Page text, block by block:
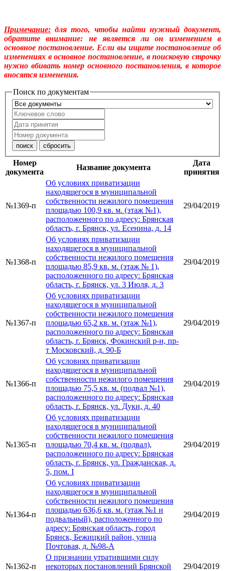
Примечание: для того, чтобы найти нужный документ,
обратите внимание: не является ли он изменением в
основное постановление. Если вы ищите постановление об
изменениях в основное постановление, в поисковую строчку
нужно вбивать номер основного постановления, в которое
вносятся изменения.
Поиск по документам
Номер
документа
Название документа
Дата
принятия
№1369-п
Об условиях приватизации
находящегося в муниципальной
собственности нежилого помещения
площадью 100,9 кв. м. (этаж №1),
расположенного по адресу: Брянская
область, г. Брянск, ул. Есенина, д. 14
29/04/2019
№1368-п
Об условиях приватизации
находящегося в муниципальной
собственности нежилого помещения
площадью 85,9 кв. м. (этаж № 1),
расположенного по адресу: Брянская
область, г. Брянск, ул. 3 Июля, д. 3
29/04/2019
№1367-п
Об условиях приватизации
находящегося в муниципальной
собственности нежилого помещения
площадью 65,2 кв. м. (этаж №1),
расположенного по адресу: Брянская
область, г. Брянск, Фокинский р-н, пр-
т Московский, д. 90-Б
29/04/2019
№1366-п
Об условиях приватизации
находящегося в муниципальной
собственности нежилого помещения
площадью 75,5 кв. м. (подвал №1),
расположенного по адресу: Брянская
область, г. Брянск, ул. Дуки, д. 40
29/04/2019
№1365-п
Об условиях приватизации
находящегося в муниципальной
собственности нежилого помещения
площадью 70,4 кв. м. (подвал),
расположенного по адресу: Брянская
область, г. Брянск, ул. Гражданская, д.
5, пом. I
29/04/2019
№1364-п
Об условиях приватизации
находящегося в муниципальной
собственности нежилого помещения
площадью 636,6 кв. м. (этаж №1 и
подвальный), расположенного по
адресу: Брянская область, город
Брянск, Бежицкий район, улица
Почтовая, д. №98-А
29/04/2019
№1362-п
О признании утратившими силу
некоторых постановлений Брянской
29/04/2019